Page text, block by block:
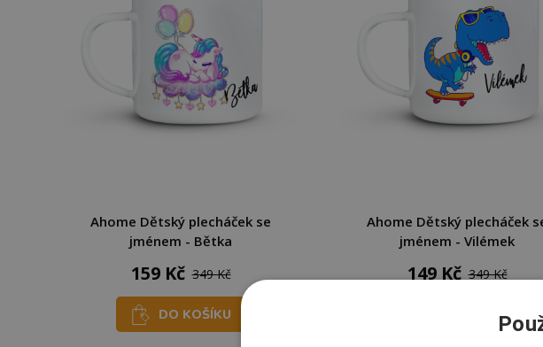
Ahome Dětský plecháček se
jménem - Bětka
159 Kč 349 Kč
DO KOŠÍKU
Ahome Dětský plecháček
jménem - Vilémek
149 Kč 349 Kč
DO KOŠÍKU